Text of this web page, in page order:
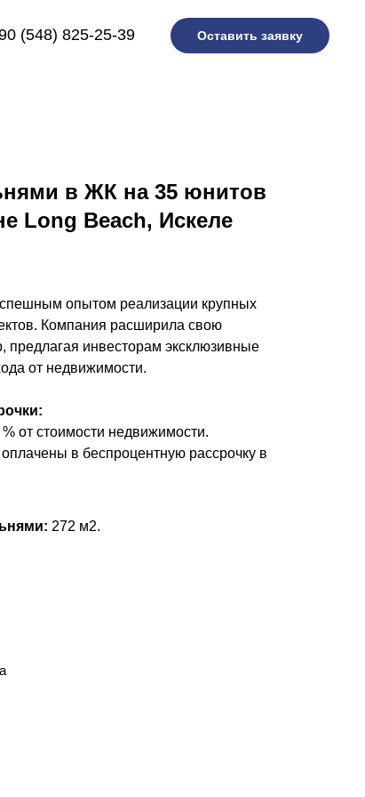
(548) 825-25-39 Оставить заявку
в ЖК на 35 юнитов
Long Beach, Искеле
опытом реализации крупных
Компания расширила свою
предлагая инвесторам эксклюзивные
от недвижимости.
от стоимости недвижимости.
оплачены в беспроцентную рассрочку в
272 м2.